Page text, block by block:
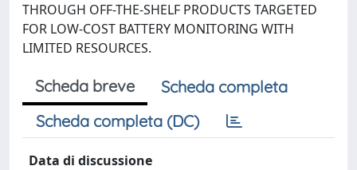
THROUGH OFF-THE-SHELF PRODUCTS TARGETED
FOR LOW-COST BATTERY MONITORING WITH
LIMITED RESOURCES.
Scheda breve
Scheda completa
Scheda completa (DC)
Data di discussione